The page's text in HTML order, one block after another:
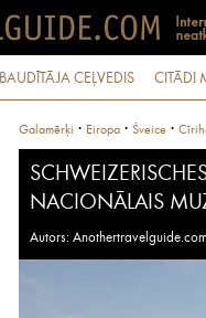
BAUDĪTĀJA CEĻVEDIS CITĀDI
Galamērķi · Eiropa · Šveice ·
NACIONĀLAIS
Autors: Anothertravelguide.com